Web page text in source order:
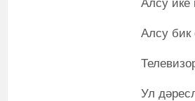
Алсу
Алсу
Ул